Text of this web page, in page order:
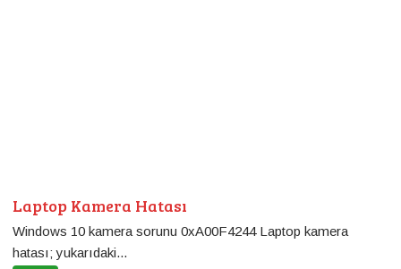
Laptop Kamera Hatası
Windows 10 kamera sorunu 0xA00F4244 Laptop kamera
hatası; yukarıdaki...